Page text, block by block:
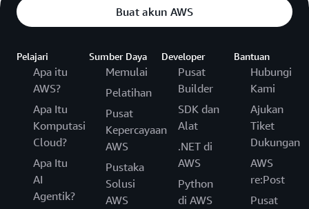
Buat akun AWS
Pelajari
Apa itu
AWS?
Apa Itu
Komputasi
Cloud?
Apa Itu
AI
Agentik?
Sumber Daya
Memulai
Pelatihan
Pusat
Kepercayaan
AWS
Pustaka
Solusi
AWS
Developer
Pusat
Builder
SDK dan
Alat
.NET di
AWS
Python
di AWS
Bantuan
Hubungi
Kami
Ajukan
Tiket
Dukungan
AWS
re:Post
Pusat